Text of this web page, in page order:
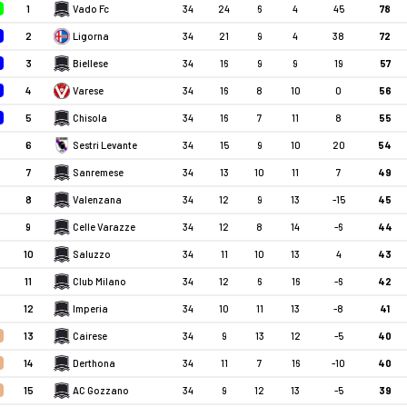
1 Vado Fc 34 24 6 4 45 78
2 Ligorna 34 21 9 4 38 72
3 Biellese 34 16 9 9 19 57
4 Varese 34 16 8 10 0 56
5 Chisola 34 16 7 11 8 55
6 Sestri Levante 34 15 9 10 20 54
7 Sanremese 34 13 10 11 7 49
8 Valenzana 34 12 9 13 -15 45
9 Celle Varazze 34 12 8 14 -6 44
10 Saluzzo 34 11 10 13 4 43
11 Club Milano 34 12 6 16 -6 42
12 Imperia 34 10 11 13 -8 41
13 Cairese 34 9 13 12 -5 40
14 Derthona 34 11 7 16 -10 40
15 AC Gozzano 34 9 12 13 -5 39